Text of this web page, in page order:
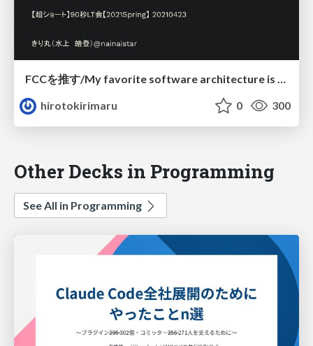
FCCを推す/My favorite software architecture is FCC
hirotokirimaru
0 300
Other Decks in Programming
See All in Programming